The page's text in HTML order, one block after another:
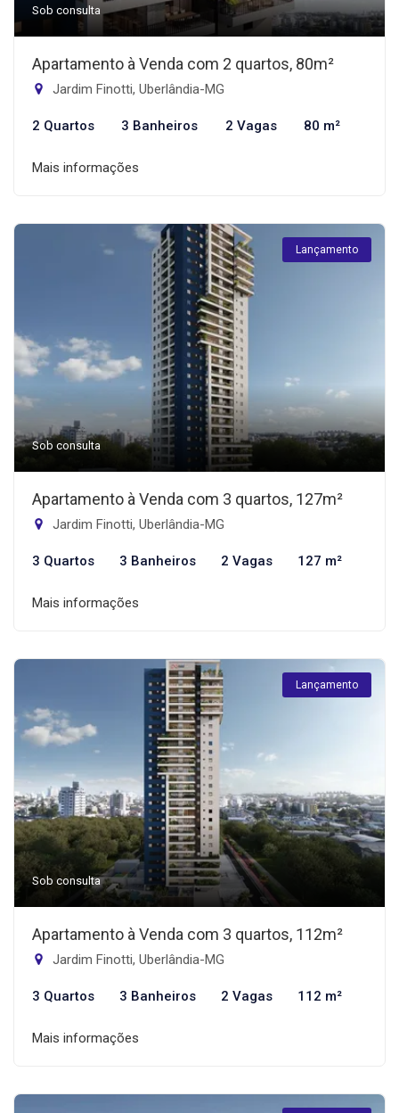
Sob consulta
Apartamento à Venda com 2 quartos, 80m²
Jardim Finotti, Uberlândia-MG
2 Quartos 3 Banheiros 2 Vagas 80 m²
Mais informações
Lançamento
Sob consulta
Apartamento à Venda com 3 quartos, 127m²
Jardim Finotti, Uberlândia-MG
3 Quartos 3 Banheiros 2 Vagas 127 m²
Mais informações
Lançamento
Sob consulta
Apartamento à Venda com 3 quartos, 112m²
Jardim Finotti, Uberlândia-MG
3 Quartos 3 Banheiros 2 Vagas 112 m²
Mais informações